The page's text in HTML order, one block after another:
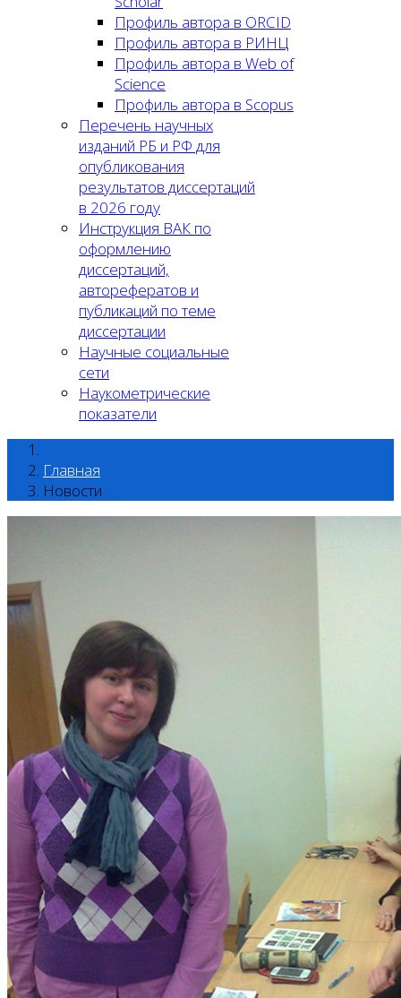
Профиль автора в ORCID
Профиль автора в РИНЦ
Профиль автора в Web of
Science
Профиль автора в Scopus
Перечень научных
изданий РБ и РФ для
опубликования
результатов диссертаций
в 2026 году
Инструкция ВАК по
оформлению
диссертаций,
авторефератов и
публикаций по теме
диссертации
Научные социальные
сети
Наукометрические
показатели
Главная
Новости